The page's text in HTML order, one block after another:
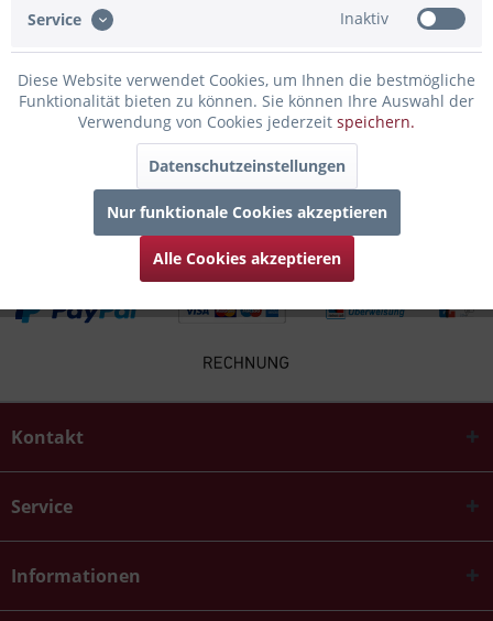
Folgende Infos zum Hersteller sind verfübar......mehr
Zubehör 2
Kunden kauften auch
Kontakt
Service
Informationen
Service Inaktiv
Diese Website verwendet Cookies, um Ihnen die bestmögliche
Funktionalität bieten zu können. Sie können Ihre Auswahl der
Verwendung von Cookies jederzeit speichern.
Datenschutzeinstellungen
Nur funktionale Cookies akzeptieren
Alle Cookies akzeptieren